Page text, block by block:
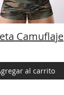
Camuflaje
al carrito